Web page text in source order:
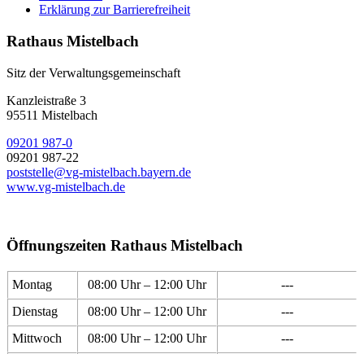
Erklärung zur Barrierefreiheit
Rathaus Mistelbach
Sitz der Verwaltungsgemeinschaft
Kanzleistraße 3
95511 Mistelbach
09201 987-0
09201 987-22
poststelle@vg-mistelbach.bayern.de
www.vg-mistelbach.de
Öffnungszeiten Rathaus Mistelbach
Montag 08:00 Uhr – 12:00 Uhr
---
Dienstag
08:00 Uhr – 12:00 Uhr
---
Mittwoch
08:00 Uhr – 12:00 Uhr
---